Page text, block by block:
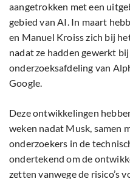
aangetrokken met een
gebied van AI. In maart
en Manuel Kroiss zich bij
nadat ze hadden gewerkt
onderzoeksafdeling van
Google.
Deze ontwikkelingen
weken nadat Musk, samen
onderzoekers in de
ondertekend om de
zetten vanwege de risico’s